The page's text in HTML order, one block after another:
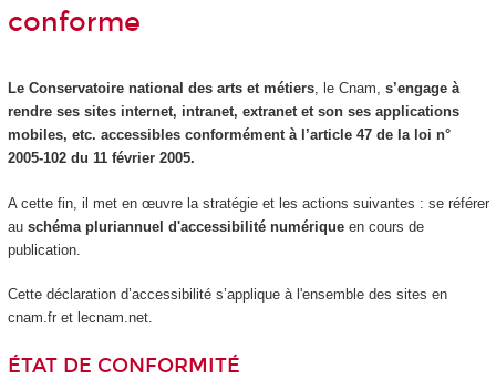
conforme
Le Conservatoire national des arts et métiers, le Cnam, s’engage à
rendre ses sites internet, intranet, extranet et son ses applications
mobiles, etc. accessibles conformément à l’article 47 de la loi n°
2005-102 du 11 février 2005.
A cette fin, il met en œuvre la stratégie et les actions suivantes : se référer
au schéma pluriannuel d'accessibilité numériqueen cours de
publication.
Cette déclaration d’accessibilité s’applique à l'ensemble des sites en
cnam.fr et lecnam.net.
ÉTAT DE CONFORMITÉ